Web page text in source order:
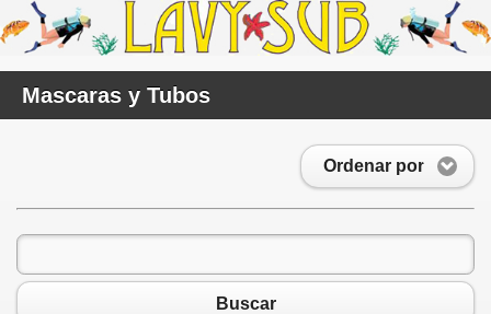
Mascaras y Tubos
Ordenar por
Buscar